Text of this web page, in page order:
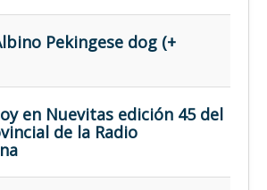
Pekingese dog (+
en Nuevitas edición 45 del
de la Radio